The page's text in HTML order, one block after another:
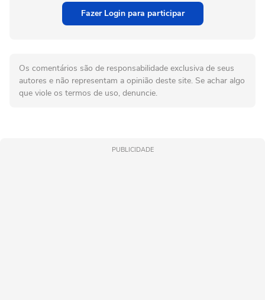
Fazer Login para participar
Os comentários são de responsabilidade exclusiva de seus
autores e não representam a opinião deste site. Se achar algo
que viole os termos de uso, denuncie.
PUBLICIDADE